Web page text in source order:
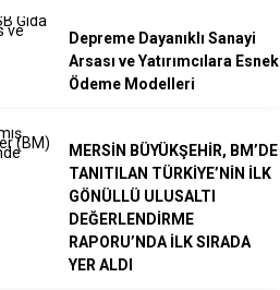
Depreme Dayanıklı Sanayi
Arsası ve Yatırımcılara Esnek
Ödeme Modelleri
MERSİN BÜYÜKŞEHİR, BM’DE
TANITILAN TÜRKİYE’NİN İLK
GÖNÜLLÜ ULUSALTI
DEĞERLENDİRME
RAPORU’NDA İLK SIRADA
YER ALDI